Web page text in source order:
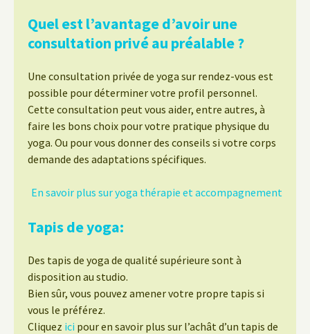
Quel est l’avantage d’avoir une
consultation privé au préalable ?
Une consultation privée de yoga sur rendez-vous est
possible pour déterminer votre profil personnel.
Cette consultation peut vous aider, entre autres, à
faire les bons choix pour votre pratique physique du
yoga. Ou pour vous donner des conseils si votre corps
demande des adaptations spécifiques.
En savoir plus sur yoga thérapie et accompagnement
Tapis de yoga:
Des tapis de yoga de qualité supérieure sont à
disposition au studio.
Bien sûr, vous pouvez amener votre propre tapis si
vous le préférez.
Cliquez ici pour en savoir plus sur l’achât d’un tapis de